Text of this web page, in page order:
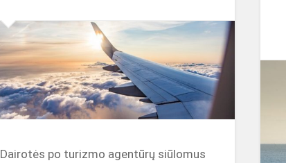
Dairotės po turizmo agentūrų siūlomus